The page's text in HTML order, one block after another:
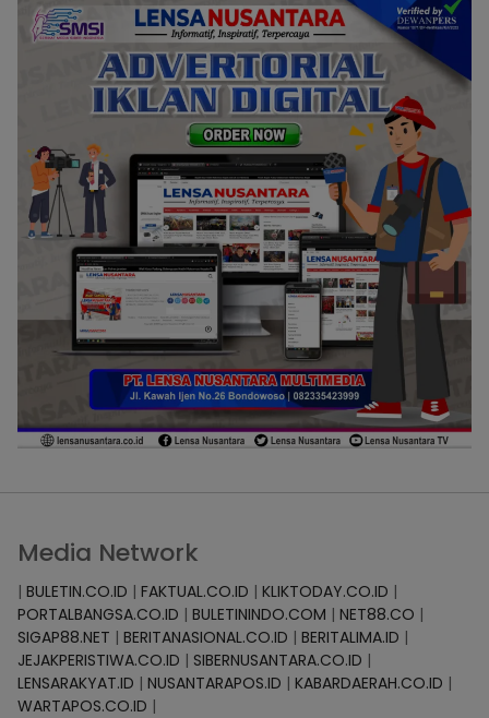
Media Network
| BULETIN.CO.ID | FAKTUAL.CO.ID | KLIKTODAY.CO.ID |
PORTALBANGSA.CO.ID | BULETININDO.COM | NET88.CO |
SIGAP88.NET | BERITANASIONAL.CO.ID | BERITALIMA.ID |
JEJAKPERISTIWA.CO.ID | SIBERNUSANTARA.CO.ID |
LENSARAKYAT.ID | NUSANTARAPOS.ID | KABARDAERAH.CO.ID |
WARTAPOS.CO.ID |